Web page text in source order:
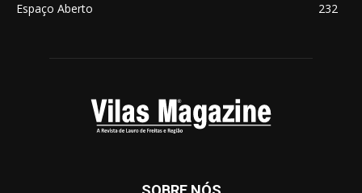
Espaço Aberto
232